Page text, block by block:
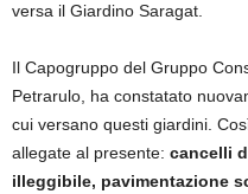
versa il Giardino Saragat.
Il Capogruppo del Gruppo
Petrarulo, ha constatato
cui versano questi giardini.
allegate al presente: cancelli
illeggibile, pavimentazione